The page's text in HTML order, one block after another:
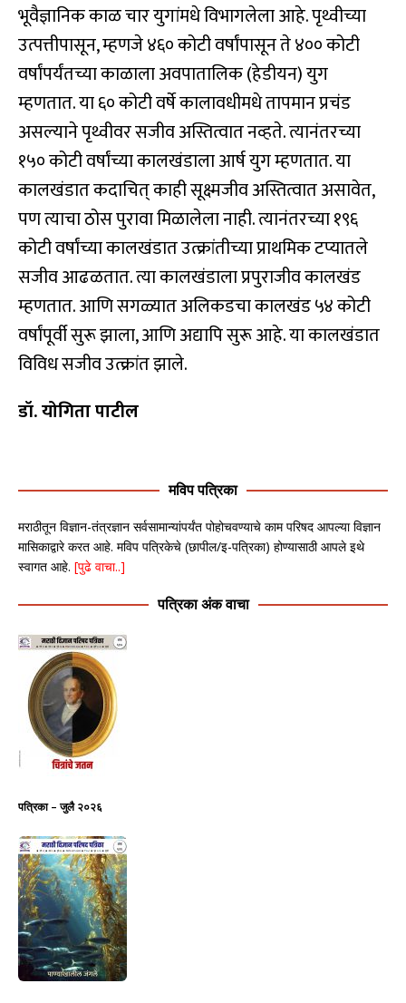
भूवैज्ञानिक काळ चार युगांमधे विभागलेला आहे. पृथ्वीच्या
उत्पत्तीपासून, म्हणजे ४६० कोटी वर्षांपासून ते ४०० कोटी
वर्षांपर्यंतच्या काळाला अवपातालिक (हेडीयन) युग
म्हणतात. या ६० कोटी वर्षे कालावधीमधे तापमान प्रचंड
असल्याने पृथ्वीवर सजीव अस्तित्वात नव्हते. त्यानंतरच्या
१५० कोटी वर्षांच्या कालखंडाला आर्ष युग म्हणतात. या
कालखंडात कदाचित् काही सूक्ष्मजीव अस्तित्वात असावेत,
पण त्याचा ठोस पुरावा मिळालेला नाही. त्यानंतरच्या १९६
कोटी वर्षांच्या कालखंडात उत्क्रांतीच्या प्राथमिक टप्यातले
सजीव आढळतात. त्या कालखंडाला प्रपुराजीव कालखंड
म्हणतात. आणि सगळ्यात अलिकडचा कालखंड ५४ कोटी
वर्षांपूर्वी सुरू झाला, आणि अद्यापि सुरू आहे. या कालखंडात
विविध सजीव उत्क्रांत झाले.
डॉ. योगिता पाटील
मविप पत्रिका
मराठीतून विज्ञान-तंत्रज्ञान सर्वसामान्यांपर्यंत पोहोचवण्याचे काम परिषद आपल्या विज्ञान
मासिकाद्वारे करत आहे. मविप पत्रिकेचे (छापील/इ-पत्रिका) होण्यासाठी आपले इथे
स्वागत आहे. [पुढे वाचा..]
पत्रिका अंक वाचा
पत्रिका – जुलै २०२६